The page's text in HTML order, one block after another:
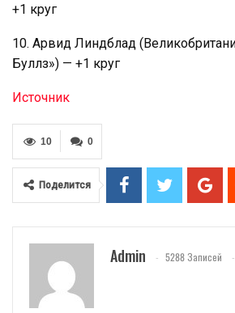
+1 круг
10. Арвид Линдблад
Буллз») — +1 круг
Источник
0
10
Поделится
Admin 5288 Записей